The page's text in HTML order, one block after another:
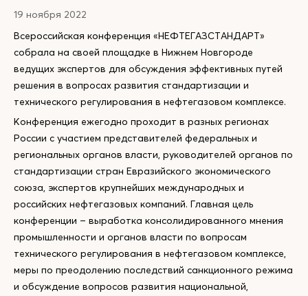
19 ноября 2022
Всероссийская конференция «НЕФТЕГАЗСТАНДАРТ»
собрала на своей площадке в Нижнем Новгороде
ведущих экспертов для обсуждения эффективных путей
решения в вопросах развития стандартизации и
технического регулирования в нефтегазовом комплексе.
Конференция ежегодно проходит в разных регионах
России с участием представителей федеральных и
региональных органов власти, руководителей органов по
стандартизации стран Евразийского экономического
союза, экспертов крупнейших международных и
российских нефтегазовых компаний. Главная цель
конференции – выработка консолидированного мнения
промышленности и органов власти по вопросам
технического регулирования в нефтегазовом комплексе,
меры по преодолению последствий санкционного режима
и обсуждение вопросов развития национальной,